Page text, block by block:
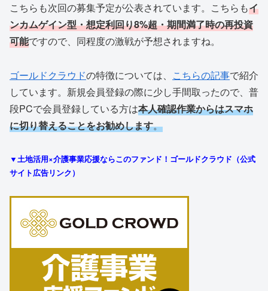
こちらも次回の募集予定が公表されています。こちらもイ
ンカムゲイン型・想定利回り8%超・期間満了時の再投資
可能ですので、同程度の激戦が予想されますね。
ゴールドクラウドの特徴については、 こちらの記事で紹介
しています。新規会員登録の際に少し手間取ったので、普
段PCで会員登録している方は本人確認作業からはスマホ
に切り替えることをお勧めします。
▼土地活用×介護事業応援ならこのファンド！ゴールドクラウド（公式
サイト広告リンク）